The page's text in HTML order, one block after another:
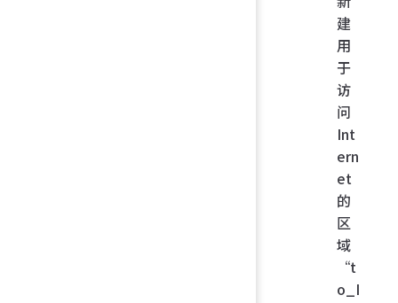
建
用
于
访
问
Int
ern
et
的
区
域
“t
o_I